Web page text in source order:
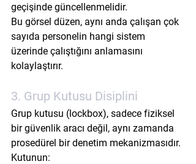
geçişinde güncellenmelidir.
Bu görsel düzen, aynı anda çalışan çok
sayıda personelin hangi sistem
üzerinde çalıştığını anlamasını
kolaylaştırır.
3. Grup Kutusu Disiplini
Grup kutusu (lockbox), sadece fiziksel
bir güvenlik aracı değil, aynı zamanda
prosedürel bir denetim mekanizmasıdır.
Kutunun: